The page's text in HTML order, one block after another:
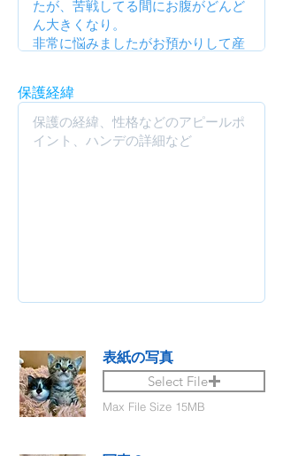
保護経緯
表紙の写真
Select File
Max File Size 15MB